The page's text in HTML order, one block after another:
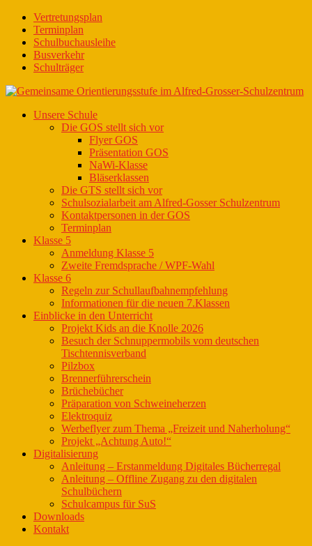
Vertretungsplan
Terminplan
Schulbuchausleihe
Busverkehr
Schulträger
Unsere Schule
Die GOS stellt sich vor
Flyer GOS
Präsentation GOS
NaWi-Klasse
Bläserklassen
Die GTS stellt sich vor
Schulsozialarbeit am Alfred-Gosser Schulzentrum
Kontaktpersonen in der GOS
Terminplan
Klasse 5
Anmeldung Klasse 5
Zweite Fremdsprache / WPF-Wahl
Klasse 6
Regeln zur Schullaufbahnempfehlung
Informationen für die neuen 7.Klassen
Einblicke in den Unterricht
Projekt Kids an die Knolle 2026
Besuch der Schnuppermobils vom deutschen
Tischtennisverband
Pilzbox
Brennerführerschein
Brüchebücher
Präparation von Schweineherzen
Elektroquiz
Werbeflyer zum Thema „Freizeit und Naherholung“
Projekt „Achtung Auto!“
Digitalisierung
Anleitung – Erstanmeldung Digitales Bücherregal
Anleitung – Offline Zugang zu den digitalen
Schulbüchern
Schulcampus für SuS
Downloads
Kontakt